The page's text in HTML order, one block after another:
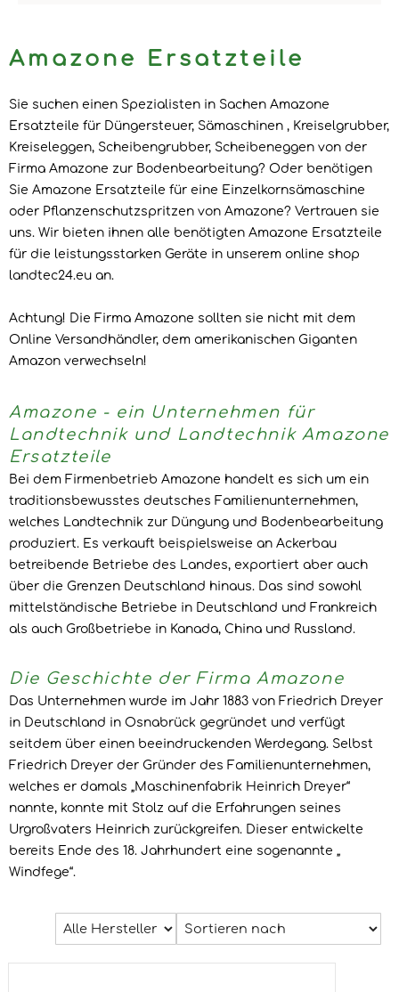
Amazone Ersatzteile
Sie suchen einen Spezialisten in Sachen Amazone
Ersatzteile für Düngersteuer, Sämaschinen , Kreiselgrubber,
Kreiseleggen, Scheibengrubber, Scheibeneggen von der
Firma Amazone zur Bodenbearbeitung? Oder benötigen
Sie Amazone Ersatzteile für eine Einzelkornsämaschine
oder Pflanzenschutzspritzen von Amazone? Vertrauen sie
uns. Wir bieten ihnen alle benötigten Amazone Ersatzteile
für die leistungsstarken Geräte in unserem online shop
landtec24.eu an.
Achtung! Die Firma Amazone sollten sie nicht mit dem
Online Versandhändler, dem amerikanischen Giganten
Amazon verwechseln!
Amazone - ein Unternehmen für
Landtechnik und Landtechnik Amazone
Ersatzteile
Bei dem Firmenbetrieb Amazone handelt es sich um ein
traditionsbewusstes deutsches Familienunternehmen,
welches Landtechnik zur Düngung und Bodenbearbeitung
produziert. Es verkauft beispielsweise an Ackerbau
betreibende Betriebe des Landes, exportiert aber auch
über die Grenzen Deutschland hinaus. Das sind sowohl
mittelständische Betriebe in Deutschland und Frankreich
als auch Großbetriebe in Kanada, China und Russland.
Die Geschichte der Firma Amazone
Das Unternehmen wurde im Jahr 1883 von Friedrich Dreyer
in Deutschland in Osnabrück gegründet und verfügt
seitdem über einen beeindruckenden Werdegang. Selbst
Friedrich Dreyer der Gründer des Familienunternehmen,
welches er damals „Maschinenfabrik Heinrich Dreyer“
nannte, konnte mit Stolz auf die Erfahrungen seines
Urgroßvaters Heinrich zurückgreifen. Dieser entwickelte
bereits Ende des 18. Jahrhundert eine sogenannte „
Windfege“.